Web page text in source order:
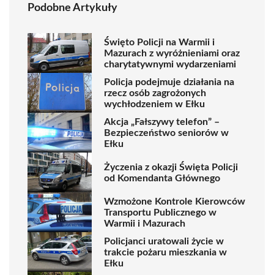
Podobne Artykuły
Święto Policji na Warmii i
Mazurach z wyróżnieniami oraz
charytatywnymi wydarzeniami
Policja podejmuje działania na
rzecz osób zagrożonych
wychłodzeniem w Ełku
Akcja „Fałszywy telefon” –
Bezpieczeństwo seniorów w
Ełku
Życzenia z okazji Święta Policji
od Komendanta Głównego
Wzmożone Kontrole Kierowców
Transportu Publicznego w
Warmii i Mazurach
Policjanci uratowali życie w
trakcie pożaru mieszkania w
Ełku